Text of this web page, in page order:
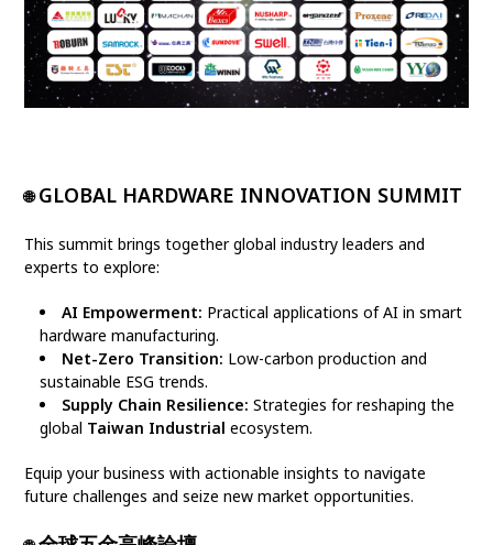
🌐GLOBAL HARDWARE INNOVATION SUMMIT
This summit brings together global industry leaders and
experts to explore:
AI Empowerment: Practical applications of AI in smart
hardware manufacturing.
Net-Zero Transition: Low-carbon production and
sustainable ESG trends.
Supply Chain Resilience: Strategies for reshaping the
global Taiwan Industrial ecosystem.
Equip your business with actionable insights to navigate
future challenges and seize new market opportunities.